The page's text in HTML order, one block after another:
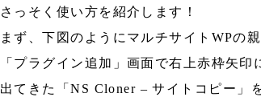
さっそく使い方を紹介します！
まず、下図のようにマルチサイトWPの
「プラグイン追加」画面で右上赤枠矢印
出てきた「NS Cloner – サイトコピー」